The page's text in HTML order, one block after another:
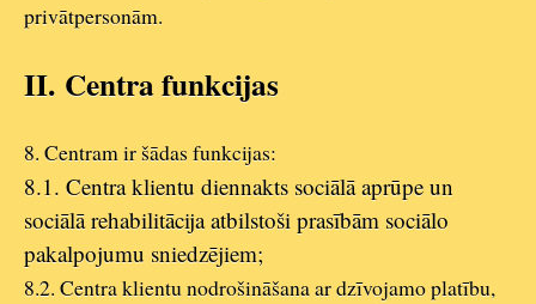
privātpersonām.
II. Centra funkcijas
8. Centram ir šādas funkcijas:
8.1. Centra klientu diennakts sociālā aprūpe un
sociālā rehabilitācija atbilstoši prasībām sociālo
pakalpojumu sniedzējiem;
8.2. Centra klientu nodrošināšana ar dzīvojamo platību,